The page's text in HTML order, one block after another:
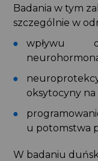
Badania w tym
szczególnie w
wpływu
oksytocyny
u potomstwa
W badaniu